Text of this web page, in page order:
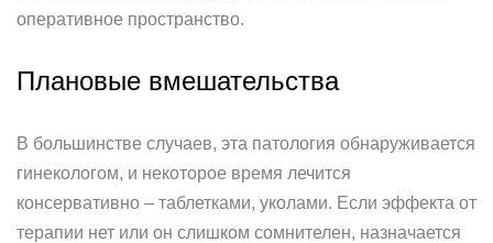
оперативное пространство.
Плановые вмешательства
В большинстве случаев, эта патология обнаруживается
гинекологом, и некоторое время лечится
консервативно – таблетками, уколами. Если эффекта от
терапии нет или он слишком сомнителен, назначается